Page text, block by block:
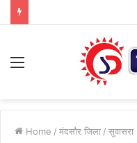
Menu
Home / मंदसौर जिला / सुवासरा